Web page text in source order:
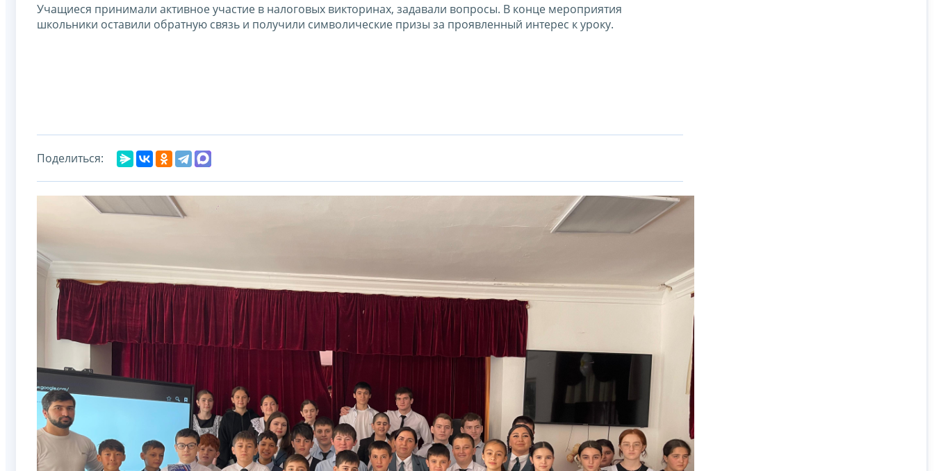
Учащиеся принимали активное участие в налоговых викторинах, задавали вопросы. В конце мероприятия
школьники оставили обратную связь и получили символические призы за проявленный интерес к уроку.
Поделиться: